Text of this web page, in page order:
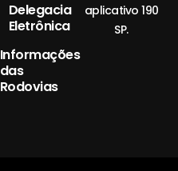
Delegacia
Eletrônica
Informações
das
Rodovias
aplicativo 190
SP.